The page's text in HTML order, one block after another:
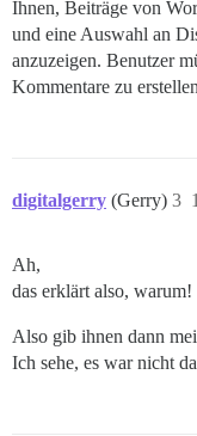
Ihnen, Beiträge von
und eine Auswahl an
anzuzeigen. Benutzer
Kommentare zu
digitalgerry (Gerry) 3
Ah,
das erklärt also, warum!
Also gib ihnen dann
Ich sehe, es war nicht